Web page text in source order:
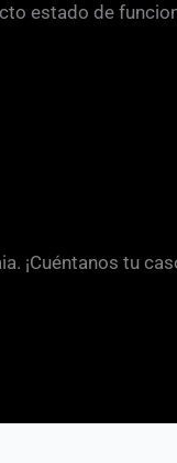
estado de
¡Cuéntanos tu